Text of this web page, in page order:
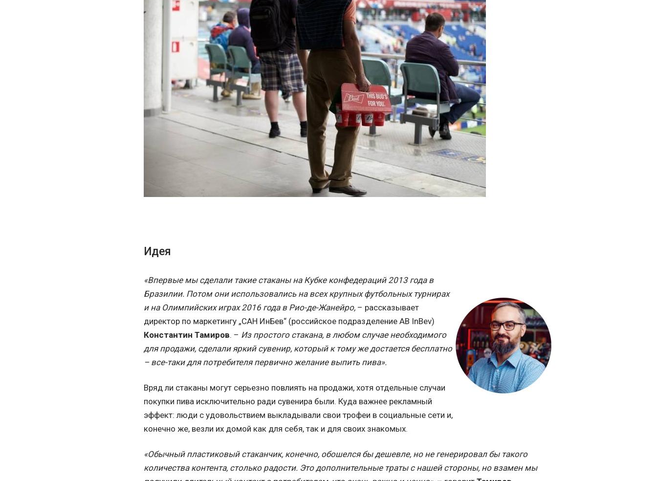
Идея
«Впервые мы сделали такие стаканы на Кубке конфедераций 2013 года в
Бразилии. Потом они использовались на всех крупных футбольных турнирах
и на Олимпийских играх 2016 года в Рио-де-Жанейро, – рассказывает
директор по маркетингу „САН ИнБев“ (российское подразделение AB InBev)
Константин Тамиров. – Из простого стакана, в любом случае необходимого
для продажи, сделали яркий сувенир, который к тому же достается бесплатно
– все-таки для потребителя первично желание выпить пива».
Вряд ли стаканы могут серьезно повлиять на продажи, хотя отдельные случаи
покупки пива исключительно ради сувенира были. Куда важнее рекламный
эффект: люди с удовольствием выкладывали свои трофеи в социальные сети и,
конечно же, везли их домой как для себя, так и для своих знакомых.
«Обычный пластиковый стаканчик, конечно, обошелся бы дешевле, но не генерировал бы такого
количества контента, столько радости. Это дополнительные траты с нашей стороны, но взамен мы